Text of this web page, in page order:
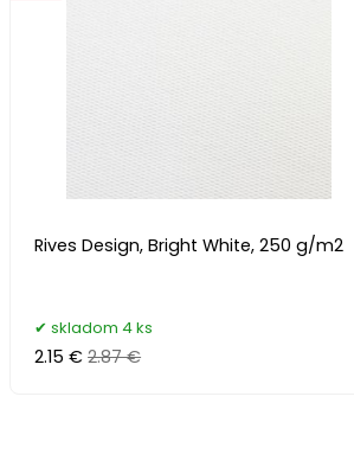
Rives Design, Bright White, 250 g/m2
skladom 4 ks
2.15 € 2.87 €